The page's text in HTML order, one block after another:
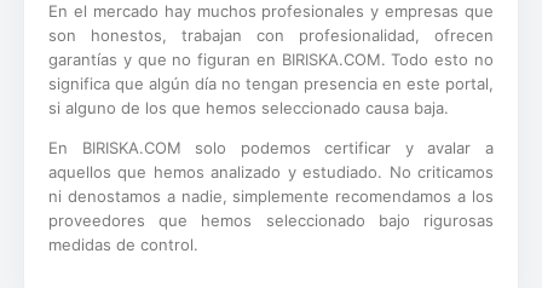
En el mercado hay muchos profesionales y empresas que
son honestos, trabajan con profesionalidad, ofrecen
garantías y que no figuran en BIRISKA.COM. Todo esto no
significa que algún día no tengan presencia en este portal,
si alguno de los que hemos seleccionado causa baja.
En BIRISKA.COM solo podemos certificar y avalar a
aquellos que hemos analizado y estudiado. No criticamos
ni denostamos a nadie, simplemente recomendamos a los
proveedores que hemos seleccionado bajo rigurosas
medidas de control.